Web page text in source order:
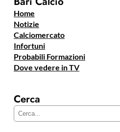
Home
Notizie
Calciomercato
Infortuni
Probabili Formazioni
Dove vedere in TV
Cerca
e